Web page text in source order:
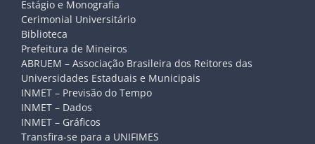
Estágio e Monografia
Cerimonial Universitário
Biblioteca
Prefeitura de Mineiros
ABRUEM – Associação Brasileira dos Reitores das
Universidades Estaduais e Municipais
INMET – Previsão do Tempo
INMET – Dados
INMET – Gráficos
Transfira-se para a UNIFIMES